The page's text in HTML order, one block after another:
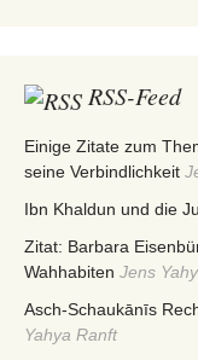
RSS-Feed
Einige Zitate zum
seine Verbindlichkeit
Ibn Khaldun und die
Zitat: Barbara
Wahhabiten Jens
Asch-Schaukānīs
Yahya Ranft